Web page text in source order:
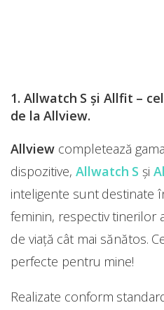
1. Allwatch S și Allfit –
de la Allview.
Allview completează
dispozitive, Allwatch S și
inteligente sunt destinate
feminin, respectiv tinerilor
de viață cât mai sănătos.
perfecte pentru mine!
Realizate conform